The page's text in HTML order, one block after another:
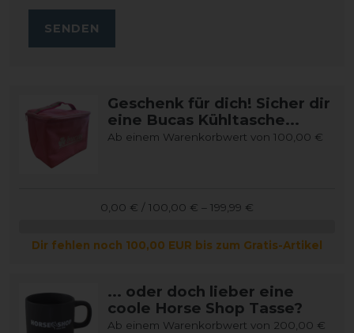
SENDEN
Geschenk für dich! Sicher dir
eine Bucas Kühltasche...
Ab einem Warenkorbwert von 100,00 €
0,00 € / 100,00 € – 199,99 €
Dir fehlen noch 100,00 EUR bis zum Gratis-Artikel
... oder doch lieber eine
coole Horse Shop Tasse?
Ab einem Warenkorbwert von 200,00 €